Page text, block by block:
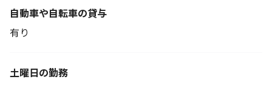
自動車や自転車の貸与
有り
土曜日の勤務